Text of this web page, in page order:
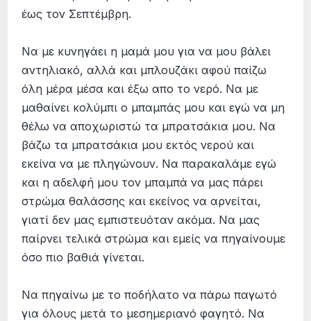
έως τον Σεπτέμβρη.
Να με κυνηγάει η μαμά μου για να μου βάλει
αντηλιακό, αλλά και μπλουζάκι αφού παίζω
όλη μέρα μέσα και έξω απο το νερό. Να με
μαθαίνει κολύμπι ο μπαμπάς μου και εγώ να μη
θέλω να αποχωριστώ τα μπρατσάκια μου. Να
βάζω τα μπρατσάκια μου εκτός νερού και
εκείνα να με πληγώνουν. Να παρακαλάμε εγώ
και η αδελφή μου τον μπαμπά να μας πάρει
στρώμα θαλάσσης και εκείνος να αρνείται,
γιατί δεν μας εμπιστευόταν ακόμα. Να μας
παίρνει τελικά στρώμα και εμείς να πηγαίνουμε
όσο πιο βαθιά γίνεται.
Να πηγαίνω με το ποδήλατο να πάρω παγωτό
για όλους μετά το μεσημεριανό φαγητό. Να